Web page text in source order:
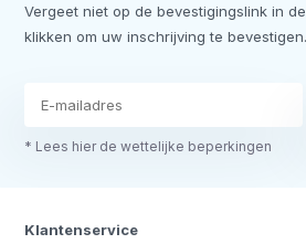
Vergeet niet op de bevestigingslink in
klikken om uw inschrijving te
* Lees hier de wettelijke beperkingen
Klantenservice